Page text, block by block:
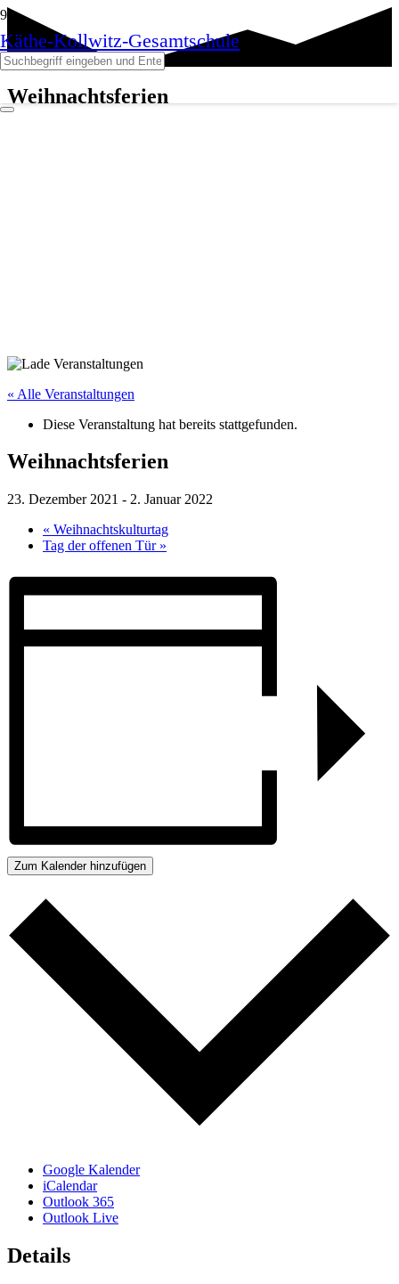
Käthe-Kollwitz-Gesamtschule
Weihnachtsferien
« Alle Veranstaltungen
Diese Veranstaltung hat bereits stattgefunden.
Weihnachtsferien
23. Dezember 2021 - 2. Januar 2022
« Weihnachtskulturtag
Tag der offenen Tür »
Zum Kalender hinzufügen
Google Kalender
iCalendar
Outlook 365
Outlook Live
Details